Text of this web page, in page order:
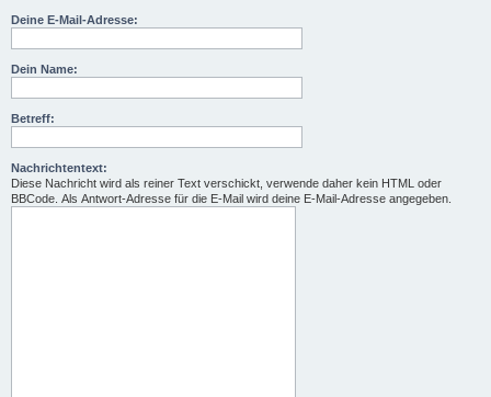
Deine E-Mail-Adresse:
Dein Name:
Betreff:
Nachrichtentext:
Diese Nachricht wird als reiner Text verschickt, verwende daher kein HTML oder
BBCode. Als Antwort-Adresse für die E-Mail wird deine E-Mail-Adresse angegeben.